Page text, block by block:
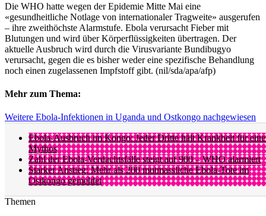
Die WHO hatte wegen der Epidemie Mitte Mai eine
«gesundheitliche Notlage von internationaler Tragweite» ausgerufen
– ihre zweithöchste Alarmstufe. Ebola verursacht Fieber mit
Blutungen und wird über Körperflüssigkeiten übertragen. Der
aktuelle Ausbruch wird durch die Virusvariante Bundibugyo
verursacht, gegen die es bisher weder eine spezifische Behandlung
noch einen zugelassenen Impfstoff gibt. (nil/sda/apa/afp)
Mehr zum Thema:
Weitere Ebola-Infektionen in Uganda und Ostkongo nachgewiesen
Ebola-Ausbruch im Kongo: Jeder Dritte hält Krankheit für
Mythos
Zahl der Ebola-Verdachtsfälle steigt auf 900 – WHO alarmiert
Starker Anstieg: Mehr als 200 mutmassliche Ebola-Tote im
Ostkongo gemeldet
Themen